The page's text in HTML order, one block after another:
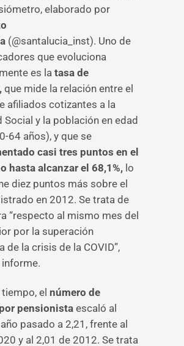
elaborado por
(@santalucia_inst). Uno de
que evoluciona
es la tasa de
que mide la relación entre el
afiliados cotizantes a la
Social y la población en edad
64 años), y que se
casi tres puntos en el
hasta alcanzar el 68,1%, lo
diez puntos más sobre el
en 2012. Se trata de
“respecto al mismo mes del
por la superación
de la crisis de la COVID”,
el número de
pensionista escaló al
pasado a 2,21, frente al
y al 2,01 de 2012. Se trata